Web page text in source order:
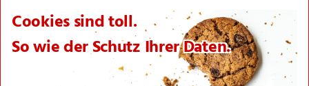
Karriere
Verantwortung/CSR
NORMA News